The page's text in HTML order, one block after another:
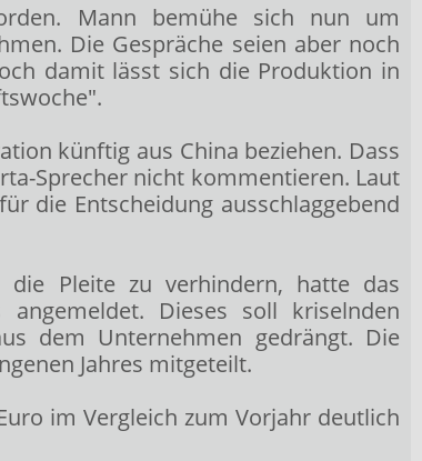
Mann bemühe sich nun um
Die Gespräche seien aber noch
damit lässt sich die Produktion in
künftig aus China beziehen. Dass
Sprecher nicht kommentieren. Laut
die Entscheidung ausschlaggebend
die Pleite zu verhindern, hatte das
Dieses soll kriselnden
dem Unternehmen gedrängt. Die
Jahres mitgeteilt.
im Vergleich zum Vorjahr deutlich